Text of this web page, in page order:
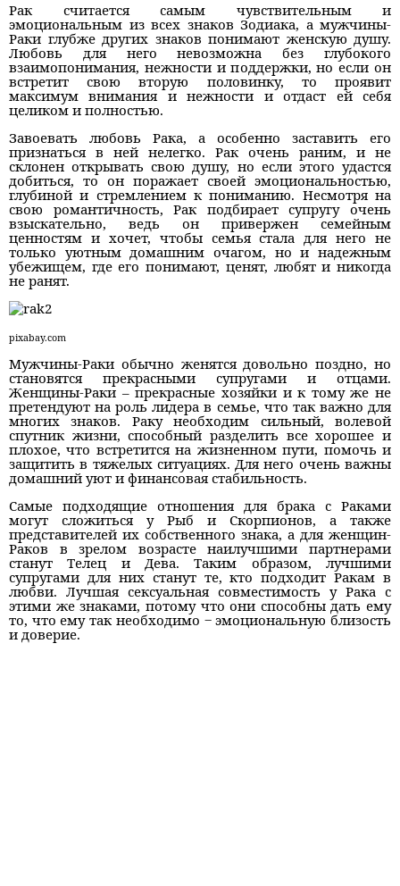
Рак считается самым чувствительным и
эмоциональным из всех знаков Зодиака, а мужчины-
Раки глубже других знаков понимают женскую душу.
Любовь для него невозможна без глубокого
взаимопонимания, нежности и поддержки, но если он
встретит свою вторую половинку, то проявит
максимум внимания и нежности и отдаст ей себя
целиком и полностью.
Завоевать любовь Рака, а особенно заставить его
признаться в ней нелегко. Рак очень раним, и не
склонен открывать свою душу, но если этого удастся
добиться, то он поражает своей эмоциональностью,
глубиной и стремлением к пониманию. Несмотря на
свою романтичность, Рак подбирает супругу очень
взыскательно, ведь он привержен семейным
ценностям и хочет, чтобы семья стала для него не
только уютным домашним очагом, но и надежным
убежищем, где его понимают, ценят, любят и никогда
не ранят.
pixabay.com
Мужчины-Раки обычно женятся довольно поздно, но
становятся прекрасными супругами и отцами.
Женщины-Раки – прекрасные хозяйки и к тому же не
претендуют на роль лидера в семье, что так важно для
многих знаков. Раку необходим сильный, волевой
спутник жизни, способный разделить все хорошее и
плохое, что встретится на жизненном пути, помочь и
защитить в тяжелых ситуациях. Для него очень важны
домашний уют и финансовая стабильность.
Самые подходящие отношения для брака с Раками
могут сложиться у Рыб и Скорпионов, а также
представителей их собственного знака, а для женщин-
Раков в зрелом возрасте наилучшими партнерами
станут Телец и Дева. Таким образом, лучшими
супругами для них станут те, кто подходит Ракам в
любви. Лучшая сексуальная совместимость у Рака с
этими же знаками, потому что они способны дать ему
то, что ему так необходимо ‒ эмоциональную близость
и доверие.